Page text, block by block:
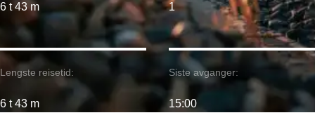
6 t 43 m
Lengste reisetid:
6 t 43 m
1
Siste avganger:
15:00